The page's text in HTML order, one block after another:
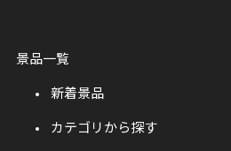
景品一覧
新着景品
カテゴリから探す